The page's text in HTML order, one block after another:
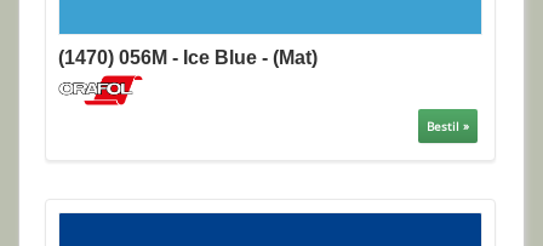
(1470) 056M - Ice Blue - (Mat)
Bestil »